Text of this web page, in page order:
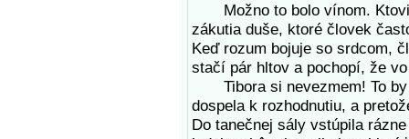
Možno to bolo vínom.
zákutia duše, ktoré človek
Keď rozum bojuje so srdcom,
stačí pár hltov a pochopí, že
Tibora si nevezmem! To by
dospela k rozhodnutiu, a
Do tanečnej sály vstúpila